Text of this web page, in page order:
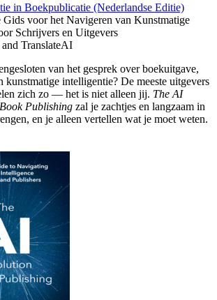
in Boekpublicatie (Nederlandse Editie)
Gids voor het Navigeren van Kunstmatige
Schrijvers en Uitgevers
and TranslateAI
van het gesprek over boekuitgave,
kunstmatige intelligentie? De meeste uitgevers
zich zo — het is niet alleen jij. The AI
Publishing zal je zachtjes en langzaam in
en je alleen vertellen wat je moet weten.